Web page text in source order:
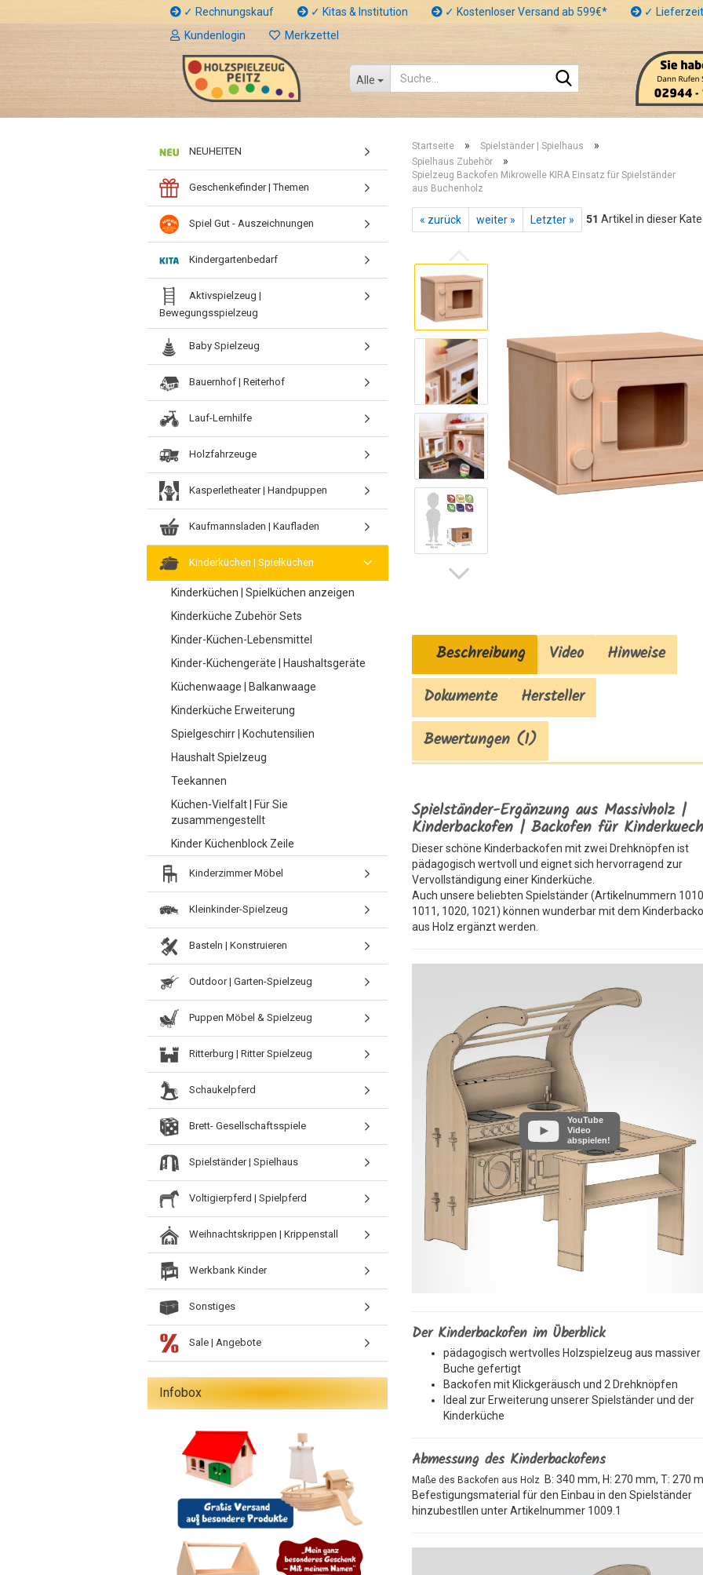
✓ Rechnungskauf ✓ Kitas & Institution ✓ Kostenloser Versand ab 599€*
✓
Kundenlogin
Merkzettel
Alle
Startseite » Spielständer | Spielhaus »
Spielhaus Zubehör »
Spielzeug Backofen Mikrowelle KIRA Einsatz für Spielständer
aus Buchenholz
« zurück weiter » Letzter » 51 Artikel in dieser
Beschreibung Video
Hinweise
Dokumente
Hersteller
Bewertungen (1)
Spielständer-Ergänzung aus Massivholz |
Kinderbackofen | Backofen für
Dieser schöne Kinderbackofen mit zwei Drehknöpfen ist
pädagogisch wertvoll und eignet sich hervorragend zur
Vervollständigung einer Kinderküche.
Auch unsere beliebten Spielständer (Artikelnummern
1011, 1020, 1021) können wunderbar mit dem
aus Holz ergänzt werden.
YouTube
Video
abspielen!
Der Kinderbackofen im Überblick
pädagogisch wertvolles Holzspielzeug aus massiver
Buche gefertigt
Backofen mit Klickgeräusch und 2 Drehknöpfen
Ideal zur Erweiterung unserer Spielständer und der
Kinderküche
Abmessung des Kinderbackofens
Maße des Backofen aus Holz B: 340 mm, H: 270 mm, T: 270
Befestigungsmaterial für den Einbau in den Spielständer
hinzubestllen unter Artikelnummer 1009.1
NEUHEITEN
Geschenkefinder | Themen
Spiel Gut - Auszeichnungen
Kindergartenbedarf
Aktivspielzeug |
Bewegungsspielzeug
Baby Spielzeug
Bauernhof | Reiterhof
Lauf-Lernhilfe
Holzfahrzeuge
Kasperletheater | Handpuppen
Kaufmannsladen | Kaufladen
Kinderküchen | Spielküchen
Kinderküchen | Spielküchen anzeigen
Kinderküche Zubehör Sets
Kinder-Küchen-Lebensmittel
Kinder-Küchengeräte | Haushaltsgeräte
Küchenwaage | Balkanwaage
Kinderküche Erweiterung
Spielgeschirr | Kochutensilien
Haushalt Spielzeug
Teekannen
Küchen-Vielfalt | Für Sie
zusammengestellt
Kinder Küchenblock Zeile
Kinderzimmer Möbel
Kleinkinder-Spielzeug
Basteln | Konstruieren
Outdoor | Garten-Spielzeug
Puppen Möbel & Spielzeug
Ritterburg | Ritter Spielzeug
Schaukelpferd
Brett- Gesellschaftsspiele
Spielständer | Spielhaus
Voltigierpferd | Spielpferd
Weihnachtskrippen | Krippenstall
Werkbank Kinder
Sonstiges
Sale | Angebote
Infobox